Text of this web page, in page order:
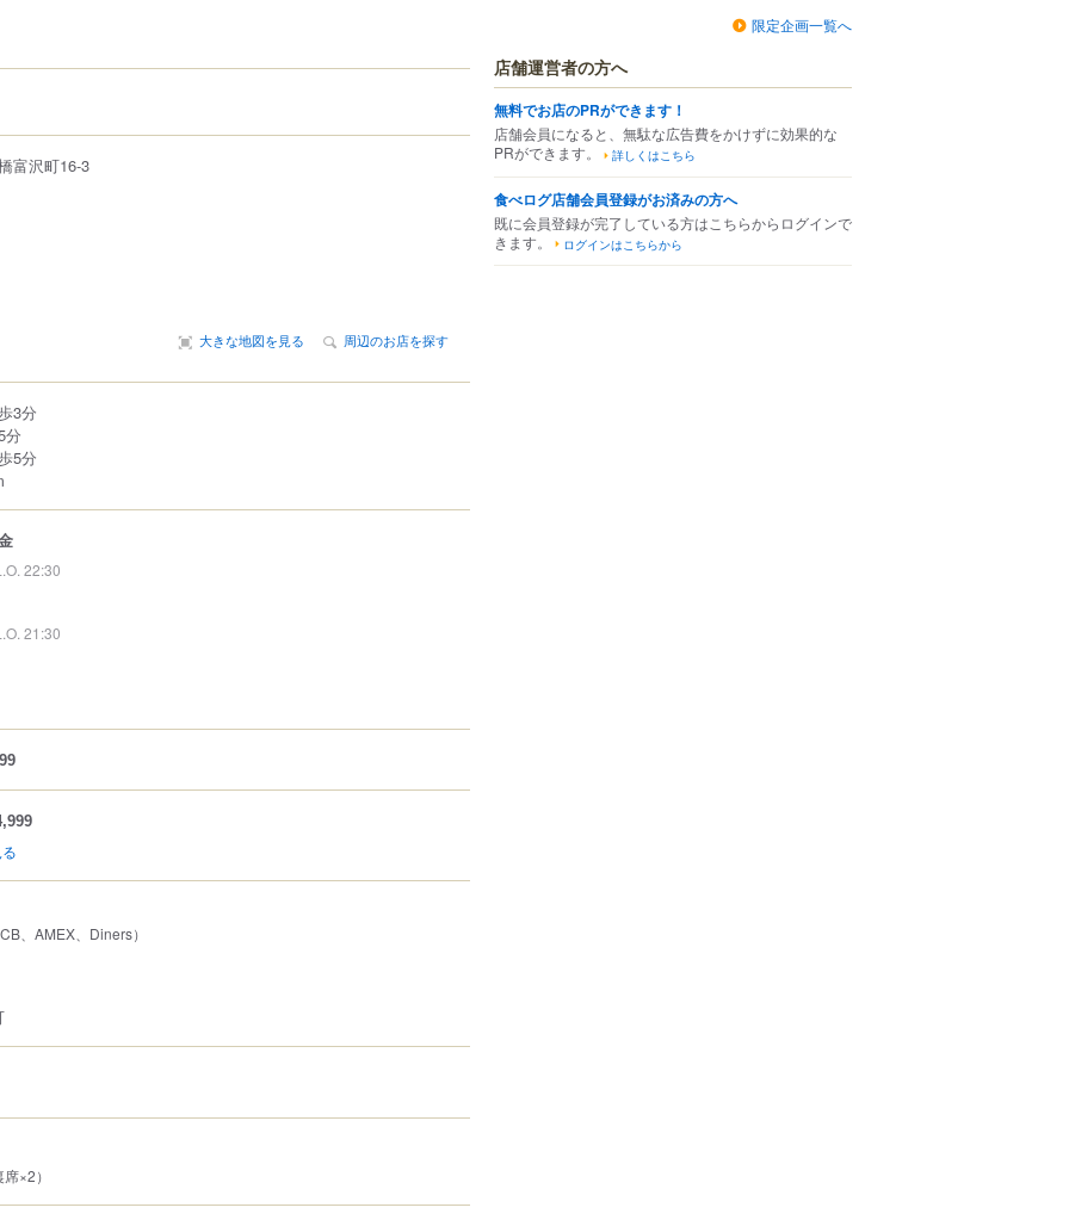
富沢町16-3
大きな地図を見る 周辺のお店を探す
3分
分
5分
22:30
21:30
、AMEX、Diners）
×2）
限定企画一覧へ
店舗運営者の方へ
無料でお店のPRができます！
店舗会員になると、無駄な広告費をかけずに効果的な
PRができます。
詳しくはこちら
食べログ店舗会員登録がお済みの方へ
既に会員登録が完了している方はこちらからログインで
きます。
ログインはこちらから